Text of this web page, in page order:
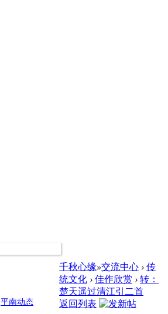
平南动态
千秋心缘»交流中心 › 传
统文化 › 佳作欣赏 › 转：
楚天遥过清江引二首
返回列表